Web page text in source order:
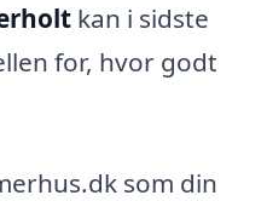
kan i sidste
for, hvor godt
som din